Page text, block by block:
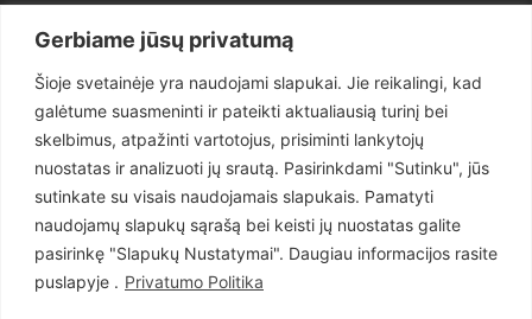
Gerbiame jūsų privatumą
Šioje svetainėje yra naudojami slapukai. Jie reikalingi, kad
galėtume suasmeninti ir pateikti aktualiausią turinį bei
skelbimus, atpažinti vartotojus, prisiminti lankytojų
nuostatas ir analizuoti jų srautą. Pasirinkdami "Sutinku", jūs
sutinkate su visais naudojamais slapukais. Pamatyti
naudojamų slapukų sąrašą bei keisti jų nuostatas galite
pasirinkę "Slapukų Nustatymai". Daugiau informacijos rasite
puslapyje . Privatumo Politika
Teisėsauga
1497
Aktualu
Lietuva
619
Pasaulis
Статьи на русском
Articles in english